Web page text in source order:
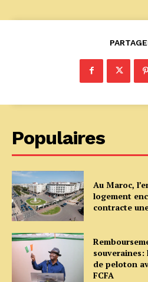
Populaires
Au Maroc,
logement
contracte
souveraines:
de peloton
FCFA